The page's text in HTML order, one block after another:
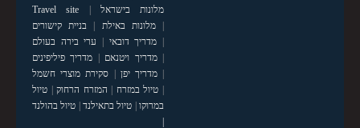
מלונות בישראל |
Travel site
|מלונות באילת | בניית קישורים
| מדריך דובאי | ערי בירה בעולם
|מדריך ויטנאם | מדריך פיליפינים
|מדריך יפן | סקירת מוצרי חשמל
| טיול במזרח | המזרח הרחוק| טיול
במרוקו| טיול בתאילנד| טיול בהולנד
|